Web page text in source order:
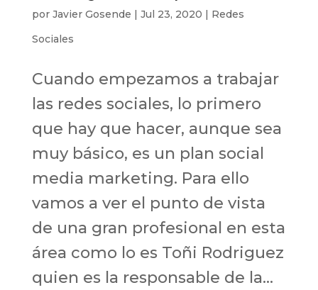
por Javier Gosende | Jul 23, 2020 | Redes
Sociales
Cuando empezamos a trabajar
las redes sociales, lo primero
que hay que hacer, aunque sea
muy básico, es un plan social
media marketing. Para ello
vamos a ver el punto de vista
de una gran profesional en esta
área como lo es Toñi Rodriguez
quien es la responsable de la...